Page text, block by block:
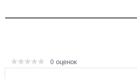
0 оценок